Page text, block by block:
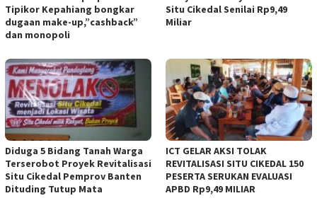
Tipikor Kepahiang bongkar
dugaan make-up,”cashback”
dan monopoli
Situ Cikedal Senilai Rp9,49
Miliar
Diduga 5 Bidang Tanah Warga
Terserobot Proyek Revitalisasi
Situ Cikedal Pemprov Banten
Dituding Tutup Mata
ICT GELAR AKSI TOLAK
REVITALISASI SITU CIKEDAL 150
PESERTA SERUKAN EVALUASI
APBD Rp9,49 MILIAR